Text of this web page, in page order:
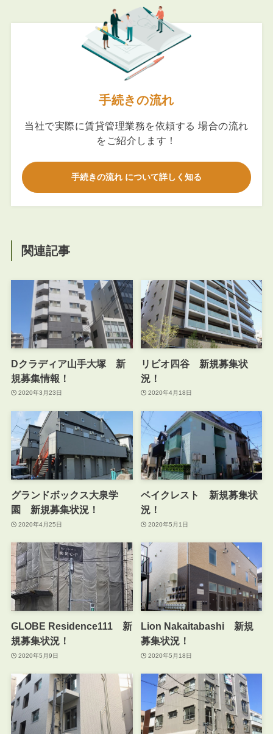
手続きの流れ
当社で実際に賃貸管理業務を依頼する 場合の流れ
をご紹介します！
手続きの流れ について詳しく知る
関連記事
Dクラディア山手大塚 新
規募集情報！
2020年3月23日
リビオ四谷 新規募集状
況！
2020年4月18日
グランドボックス大泉学
園 新規募集状況！
2020年4月25日
ベイクレスト 新規募集状
況！
2020年5月1日
GLOBE Residence111 新
規募集状況！
2020年5月9日
Lion Nakaitabashi 新規
募集状況！
2020年5月18日